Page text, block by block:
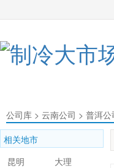
公司库 > 云南公司 > 普洱公
相关地市
昆明
大理